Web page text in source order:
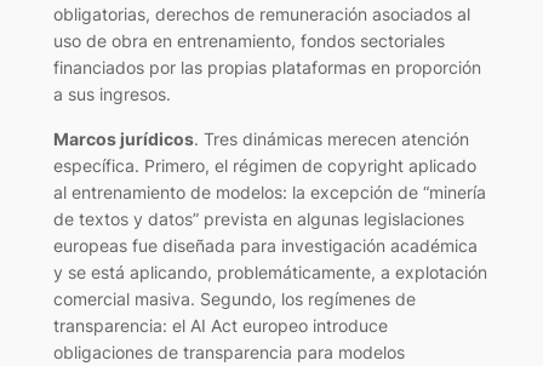
obligatorias, derechos de remuneración asociados al
uso de obra en entrenamiento, fondos sectoriales
financiados por las propias plataformas en proporción
a sus ingresos.
Marcos jurídicos. Tres dinámicas merecen atención
específica. Primero, el régimen de copyright aplicado
al entrenamiento de modelos: la excepción de “minería
de textos y datos” prevista en algunas legislaciones
europeas fue diseñada para investigación académica
y se está aplicando, problemáticamente, a explotación
comercial masiva. Segundo, los regímenes de
transparencia: el AI Act europeo introduce
obligaciones de transparencia para modelos